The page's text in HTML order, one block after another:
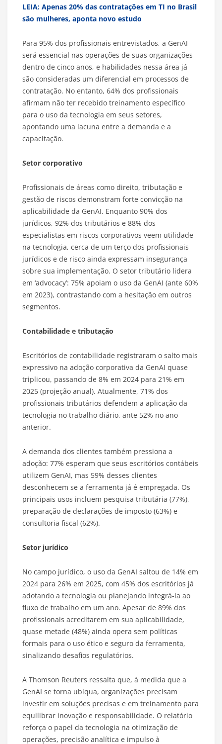
LEIA: Apenas 20% das contratações em TI no Brasil
são mulheres, aponta novo estudo
Para 95% dos profissionais entrevistados, a GenAI
será essencial nas operações de suas organizações
dentro de cinco anos, e habilidades nessa área já
são consideradas um diferencial em processos de
contratação. No entanto, 64% dos profissionais
afirmam não ter recebido treinamento específico
para o uso da tecnologia em seus setores,
apontando uma lacuna entre a demanda e a
capacitação.
Setor corporativo
Profissionais de áreas como direito, tributação e
gestão de riscos demonstram forte convicção na
aplicabilidade da GenAI. Enquanto 90% dos
jurídicos, 92% dos tributários e 88% dos
especialistas em riscos corporativos veem utilidade
na tecnologia, cerca de um terço dos profissionais
jurídicos e de risco ainda expressam insegurança
sobre sua implementação. O setor tributário lidera
em ‘advocacy’: 75% apoiam o uso da GenAI (ante 60%
em 2023), contrastando com a hesitação em outros
segmentos.
Contabilidade e tributação
Escritórios de contabilidade registraram o salto mais
expressivo na adoção corporativa da GenAI quase
triplicou, passando de 8% em 2024 para 21% em
2025 (projeção anual). Atualmente, 71% dos
profissionais tributários defendem a aplicação da
tecnologia no trabalho diário, ante 52% no ano
anterior.
A demanda dos clientes também pressiona a
adoção: 77% esperam que seus escritórios contábeis
utilizem GenAI, mas 59% desses clientes
desconhecem se a ferramenta já é empregada. Os
principais usos incluem pesquisa tributária (77%),
preparação de declarações de imposto (63%) e
consultoria fiscal (62%).
Setor jurídico
No campo jurídico, o uso da GenAI saltou de 14% em
2024 para 26% em 2025, com 45% dos escritórios já
adotando a tecnologia ou planejando integrá-la ao
fluxo de trabalho em um ano. Apesar de 89% dos
profissionais acreditarem em sua aplicabilidade,
quase metade (48%) ainda opera sem políticas
formais para o uso ético e seguro da ferramenta,
sinalizando desafios regulatórios.
A Thomson Reuters ressalta que, à medida que a
GenAI se torna ubíqua, organizações precisam
investir em soluções precisas e em treinamento para
equilibrar inovação e responsabilidade. O relatório
reforça o papel da tecnologia na otimização de
operações, precisão analítica e impulso à